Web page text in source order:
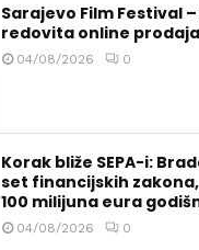
Sarajevo Film Festival
redovita online
04/08/2026 0
Korak bliže SEPA-i:
set financijskih
100 milijuna eura
04/08/2026 0